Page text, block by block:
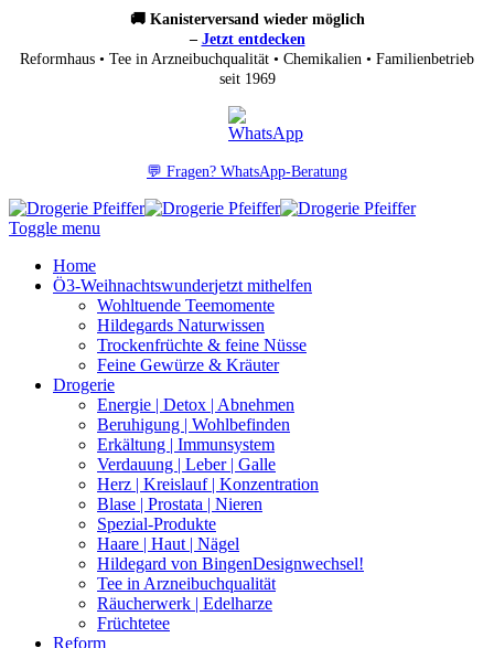
🚚 Kanisterversand wieder möglich
– Jetzt entdecken
Reformhaus • Tee in Arzneibuchqualität • Chemikalien • Familienbetrieb
seit 1969
💬 Fragen? WhatsApp-Beratung
Toggle menu
Home
Ö3-Weihnachtswunderjetzt mithelfen
Wohltuende Teemomente
Hildegards Naturwissen
Trockenfrüchte & feine Nüsse
Feine Gewürze & Kräuter
Drogerie
Energie | Detox | Abnehmen
Beruhigung | Wohlbefinden
Erkältung | Immunsystem
Verdauung | Leber | Galle
Herz | Kreislauf | Konzentration
Blase | Prostata | Nieren
Spezial-Produkte
Haare | Haut | Nägel
Hildegard von BingenDesignwechsel!
Tee in Arzneibuchqualität
Räucherwerk | Edelharze
Früchtetee
Reform